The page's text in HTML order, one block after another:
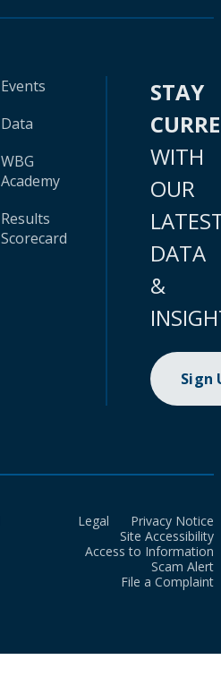
Events
Data
WBG
Academy
Results
Scorecard
STAY
WITH
OUR
DATA
&
Sign
Legal
Privacy Notice
Site Accessibility
Access to Information
Scam Alert
File a Complaint